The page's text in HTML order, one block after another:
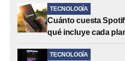
TECNOLOGÍA
Cuánto cuesta
qué incluye cada
TECNOLOGÍA